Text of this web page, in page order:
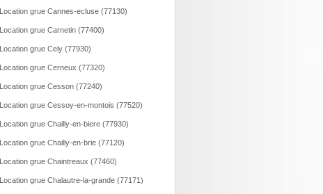
Location grue Cannes-ecluse (77130)
Location grue Carnetin (77400)
Location grue Cely (77930)
Location grue Cerneux (77320)
Location grue Cesson (77240)
Location grue Cessoy-en-montois (77520)
Location grue Chailly-en-biere (77930)
Location grue Chailly-en-brie (77120)
Location grue Chaintreaux (77460)
Location grue Chalautre-la-grande (77171)